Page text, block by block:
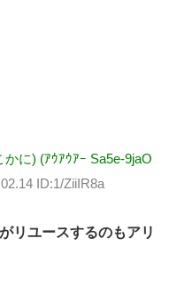
に) (ｱｳｱｳｱｰ Sa5e-9jaO
ID:1/ZiiIR8a
リユースするのもアリ